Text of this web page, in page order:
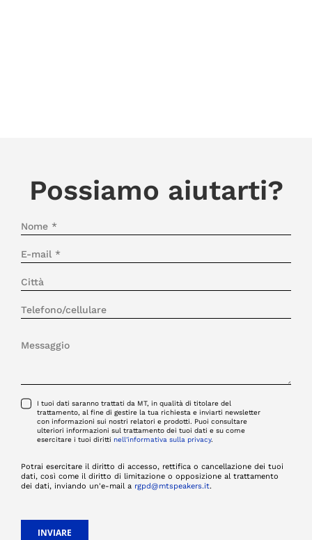
Possiamo aiutarti?
I tuoi dati saranno trattati da MT, in qualità di titolare del
trattamento, al fine di gestire la tua richiesta e inviarti newsletter
con informazioni sui nostri relatori e prodotti. Puoi consultare
ulteriori informazioni sul trattamento dei tuoi dati e su come
esercitare i tuoi diritti nell'informativa sulla privacy.
Potrai esercitare il diritto di accesso, rettifica o cancellazione dei tuoi
dati, così come il diritto di limitazione o opposizione al trattamento
dei dati, inviando un'e-mail a rgpd@mtspeakers.it.
INVIARE